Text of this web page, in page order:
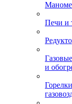
Печи и
и